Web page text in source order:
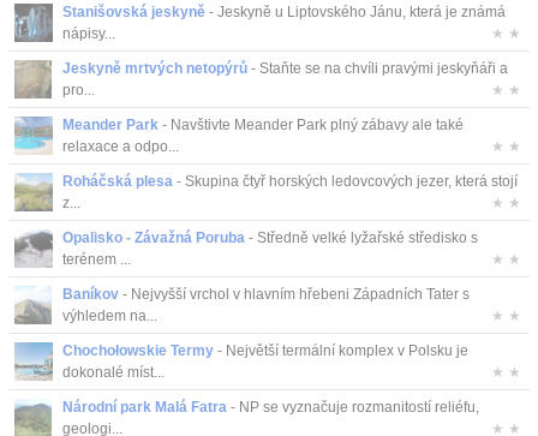
Stanišovská jeskyně - Jeskyně u Liptovského Jánu, která je známá
nápisy...
★ ★
Jeskyně mrtvých netopýrů - Staňte se na chvíli pravými jeskyňáři a
pro...
★ ★
Meander Park - Navštivte Meander Park plný zábavy ale také
relaxace a odpo...
★ ★
Roháčská plesa - Skupina čtyř horských ledovcových jezer, která stojí
z...
★ ★
Opalisko - Závažná Poruba - Středně velké lyžařské středisko s
terénem ...
★ ★
Baníkov - Nejvyšší vrchol v hlavním hřebeni Západních Tater s
výhledem na...
★ ★
Chochołowskie Termy - Největší termální komplex v Polsku je
dokonalé míst...
★ ★
Národní park Malá Fatra - NP se vyznačuje rozmanitostí reliéfu,
geologi...
★ ★